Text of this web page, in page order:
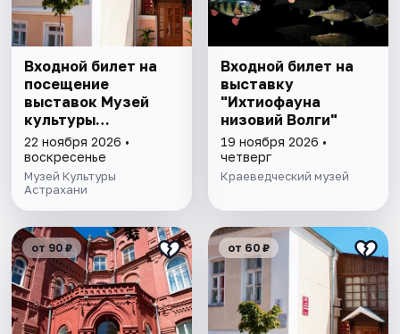
Входной билет на
посещение
выставок Музей
культуры
Астрахани
22 ноября 2026 •
воскресенье
Музей Культуры
Астрахани
Входной билет на
выставку
"Ихтиофауна
низовий Волги"
19 ноября 2026 •
четверг
Краеведческий музей
от 90 ₽ от 60 ₽